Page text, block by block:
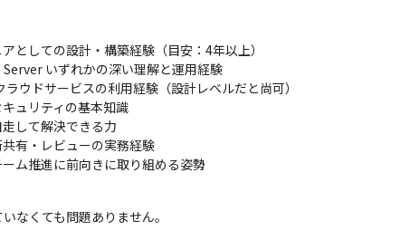
術共有の推進
、育成にも力を入れていきます。
の企画、ナレッジ共有などを通じて、
ムづくりをリードしていただきます。
ことが自然と活かせる環境です。
としての設計・構築経験（目安：4年以上）
いずれかの深い理解と運用経験
ラウドサービスの利用経験（設計レベルだと尚可）
ュリティの基本知識
して解決できる力
有・レビューの実務経験
ム推進に前向きに取り組める姿勢
なくても問題ありません。